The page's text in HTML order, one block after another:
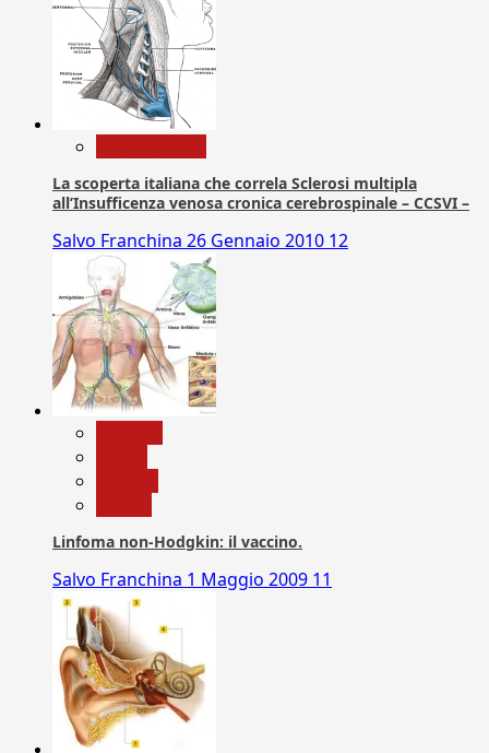
La scoperta italiana che correla Sclerosi multipla
all’Insufficenza venosa cronica cerebrospinale – CCSVI –
Salvo Franchina 26 Gennaio 2010 12
Linfoma non-Hodgkin: il vaccino.
Salvo Franchina 1 Maggio 2009 11